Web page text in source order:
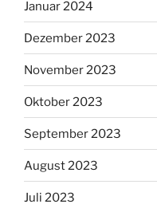
Januar 2024
Dezember 2023
November 2023
Oktober 2023
September 2023
August 2023
Juli 2023